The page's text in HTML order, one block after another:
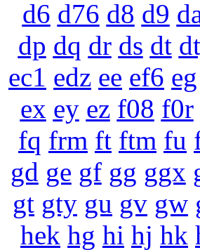
d6 d76 d8 d9
dp dq dr ds dt
ec1 edz ee ef6 eg
ex ey ez f08 f0r
fq frm ft ftm fu
gd ge gf gg ggx
gt gty gu gv gw
hek hg hi hj hk